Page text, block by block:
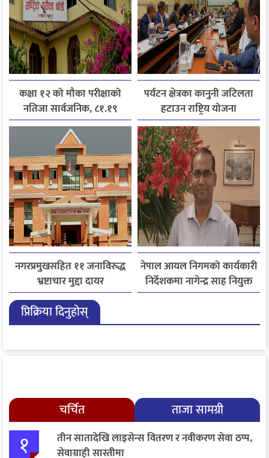
कक्षा १२ को मौका परीक्षाको
नतिजा सार्वजनिक, ८१.१९
प्रतिशत विद्यार्थी उत्तीर्ण
पर्यटन क्षेत्रका कानुनी जटिलता
हटाउन राष्ट्रिय योजना
आयोगसमक्ष होटल संघ
बागमतीका पाँचबुँदे माग
नगरप्रमुखसहित ११ जनाविरुद्ध
भ्रष्टाचार मुद्दा दायर
नेपाल आयल निगमको कार्यकारी
निर्देशकमा नागेन्द्र साह नियुक्त
प्रिक्रिया दिनुहोस्
चर्चित ताजा सामग्री
१
तीन सातादेखि लाइसेन्स वितरण र नवीकरण सेवा ठप्प,
सेवाग्राही सास्तीमा